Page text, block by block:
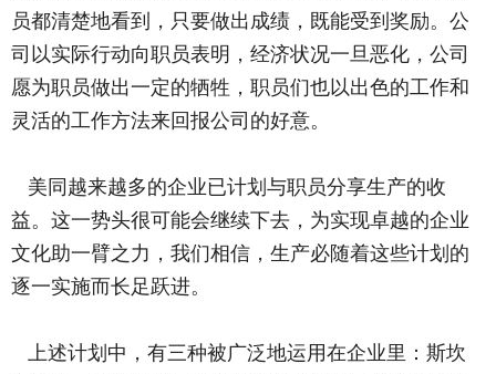
员都清楚地看到，只要做出成绩，既能受到奖励。公
司以实际行动向职员表明，经济状况一旦恶化，公司
愿为职员做出一定的牺牲，职员们也以出色的工作和
灵活的工作方法来回报公司的好意。
美同越来越多的企业已计划与职员分享生产的收
益。这一势头很可能会继续下去，为实现卓越的企业
文化助一臂之力，我们相信，生产必随着这些计划的
逐一实施而长足跃进。
上述计划中，有三种被广泛地运用在企业里：斯坎